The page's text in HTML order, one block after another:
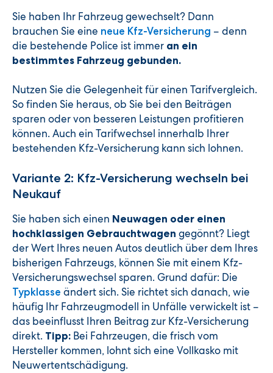
Sie haben Ihr Fahrzeug gewechselt? Dann
brauchen Sie eine neue Kfz-Versicherung – denn
die bestehende Police ist immer an ein
bestimmtes Fahrzeug gebunden.
Nutzen Sie die Gelegenheit für einen Tarifvergleich.
So finden Sie heraus, ob Sie bei den Beiträgen
sparen oder von besseren Leistungen profitieren
können. Auch ein Tarifwechsel innerhalb Ihrer
bestehenden Kfz-Versicherung kann sich lohnen.
Variante 2: Kfz-Versicherung wechseln bei
Neukauf
Sie haben sich einen Neuwagen oder einen
hochklassigen Gebrauchtwagen gegönnt? Liegt
der Wert Ihres neuen Autos deutlich über dem Ihres
bisherigen Fahrzeugs, können Sie mit einem Kfz-
Versicherungswechsel sparen. Grund dafür: Die
Typklasse ändert sich. Sie richtet sich danach, wie
häufig Ihr Fahrzeugmodell in Unfälle verwickelt ist –
das beeinflusst Ihren Beitrag zur Kfz-Versicherung
direkt. Tipp: Bei Fahrzeugen, die frisch vom
Hersteller kommen, lohnt sich eine Vollkasko mit
Neuwertentschädigung.